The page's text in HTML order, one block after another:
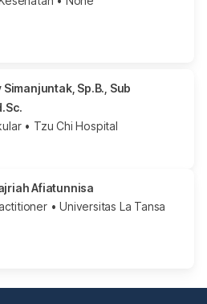
Sp.B., Sub
• Tzu Chi Hospital
Afiatunnisa
• Universitas La Tansa